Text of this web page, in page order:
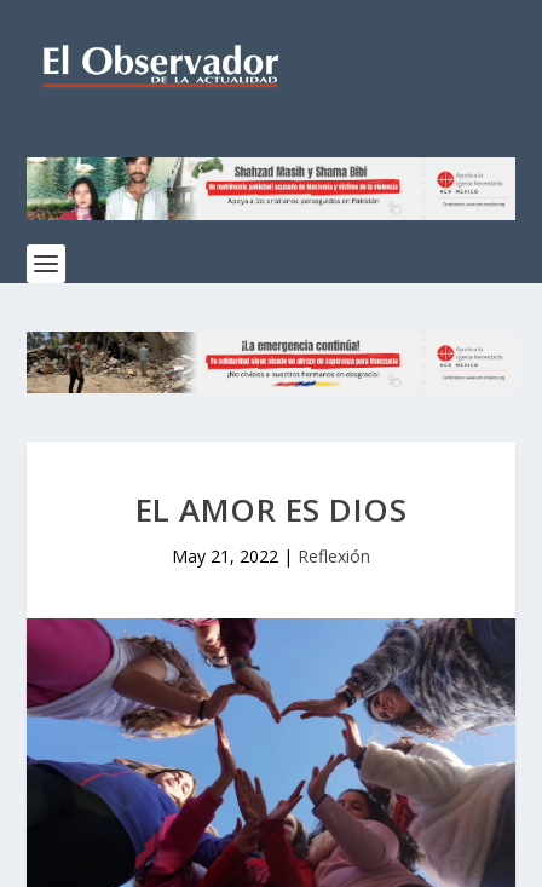
EL AMOR ES DIOS
May 21, 2022 | Reflexión